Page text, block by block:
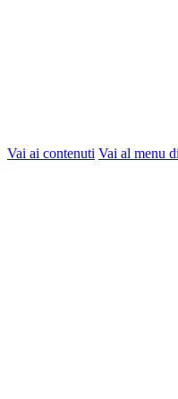
Vai ai contenuti Vai al menu